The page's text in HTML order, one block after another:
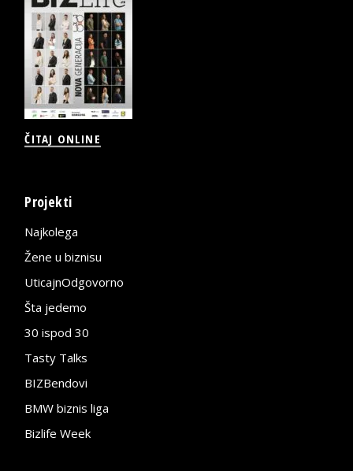
ČITAJ ONLINE
Projekti
Najkolega
Žene u biznisu
UticajnOdgovorno
Šta jedemo
30 ispod 30
Tasty Talks
BIZBendovi
BMW biznis liga
Bizlife Week